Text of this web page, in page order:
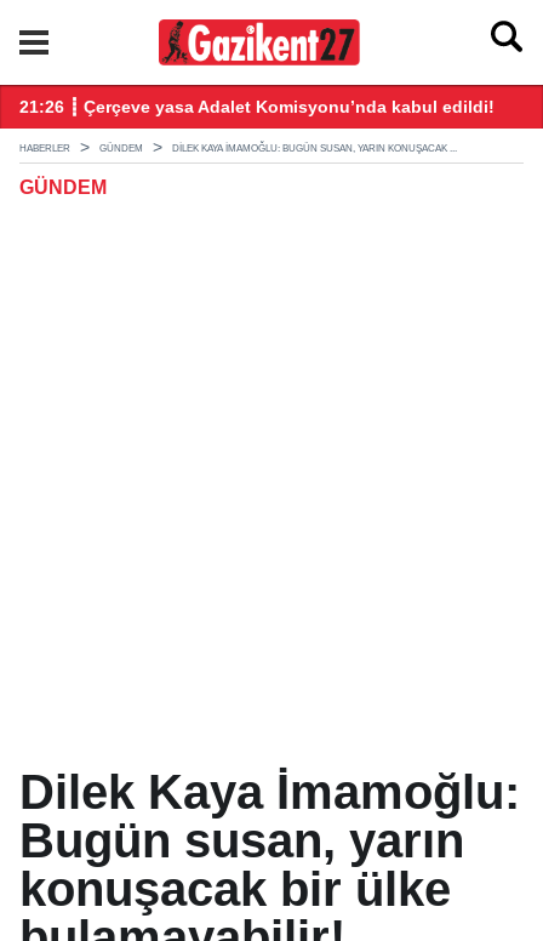
21:26 ┋ Çerçeve yasa Adalet Komisyonu’nda kabul edildi!
HABERLER GÜNDEM DILEK KAYA İMAMOĞLU: BUGÜN SUSAN, YARIN KONUŞACAK ...
GÜNDEM
Dilek Kaya İmamoğlu:
Bugün susan, yarın
konuşacak bir ülke